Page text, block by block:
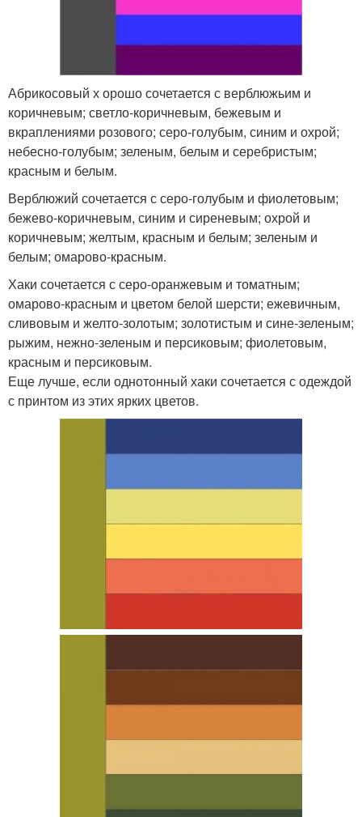
Абрикосовый х орошо сочетается с верблюжьим и
коричневым; светло-коричневым, бежевым и
вкраплениями розового; серо-голубым, синим и охрой;
небесно-голубым; зеленым, белым и серебристым;
красным и белым.
Верблюжий сочетается с серо-голубым и фиолетовым;
бежево-коричневым, синим и сиреневым; охрой и
коричневым; желтым, красным и белым; зеленым и
белым; омарово-красным.
Хаки сочетается с серо-оранжевым и томатным;
омарово-красным и цветом белой шерсти; ежевичным,
сливовым и желто-золотым; золотистым и сине-зеленым;
рыжим, нежно-зеленым и персиковым; фиолетовым,
красным и персиковым.
Еще лучше, если однотонный хаки сочетается с одеждой
с принтом из этих ярких цветов.